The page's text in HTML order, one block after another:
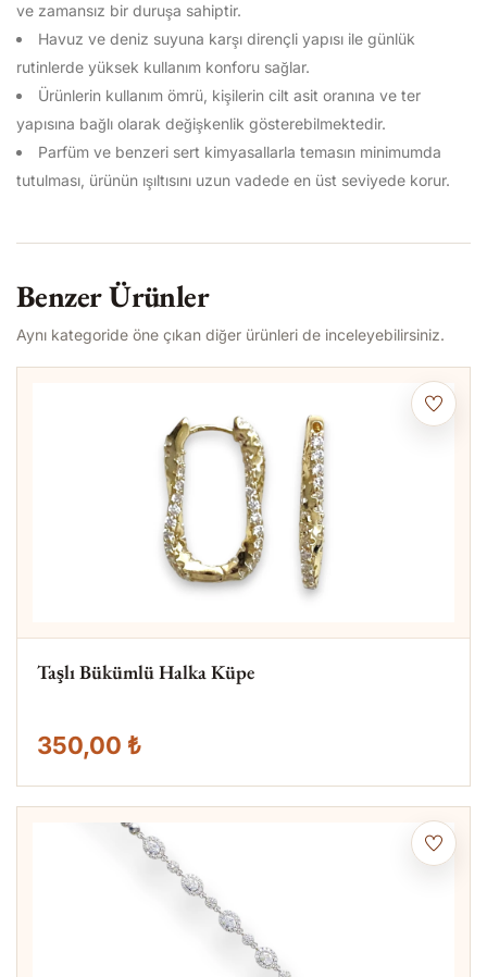
ve zamansız bir duruşa sahiptir.
Havuz ve deniz suyuna karşı dirençli yapısı ile günlük
rutinlerde yüksek kullanım konforu sağlar.
Ürünlerin kullanım ömrü, kişilerin cilt asit oranına ve ter
yapısına bağlı olarak değişkenlik gösterebilmektedir.
Parfüm ve benzeri sert kimyasallarla temasın minimumda
tutulması, ürünün ışıltısını uzun vadede en üst seviyede korur.
Benzer Ürünler
Aynı kategoride öne çıkan diğer ürünleri de inceleyebilirsiniz.
Taşlı Bükümlü Halka Küpe
350,00 ₺